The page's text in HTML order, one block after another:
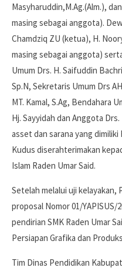
Masyharuddin,M.Ag.(Alm.),
masing sebagai anggota).
Chamdziq ZU (ketua), H.
masing sebagai anggota)
Umum Drs. H. Saifuddin
Sp.N, Sekretaris Umum Drs
MT. Kamal, S.Ag, Bendahara
Hj. Sayyidah dan Anggota
asset dan sarana yang dimiliki
Kudus diserahterimakan
Islam Raden Umar Said.
Setelah melalui uji kelayakan,
proposal Nomor 01/YAPISUS/
pendirian SMK Raden Umar
Persiapan Grafika dan
Tim Dinas Pendidikan